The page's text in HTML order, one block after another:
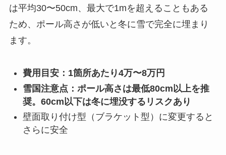
は平均30〜50cm、最大で1mを超えることもある
ため、ポール高さが低いと冬に雪で完全に埋まり
ます。
費用目安：1箇所あたり4万〜8万円
雪国注意点：ポール高さは最低80cm以上を推
奨。60cm以下は冬に埋没するリスクあり
壁面取り付け型（ブラケット型）に変更すると
さらに安全